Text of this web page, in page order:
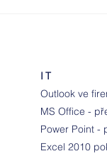
IT
Outlook ve
MS Office -
Power Point -
Excel 2010